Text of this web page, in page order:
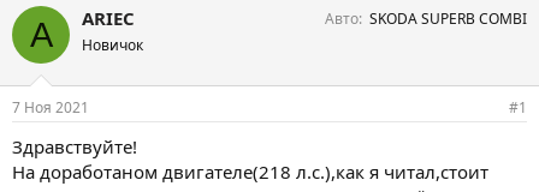
р
т
м
ы
н
ч
а
A ARIEC
Новичок
Авто SKODA SUPERB COMBI
7 Ноя 2021 #1
Здравствуйте!
На доработаном двигателе(218 л.с.),как я читал,стоит